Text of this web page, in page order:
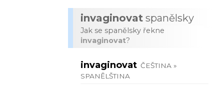
invaginovat spanělsky
Jak se spanělsky řekne
invaginovat?
invaginovat ČEŠTINA »
SPANĚLŠTINA